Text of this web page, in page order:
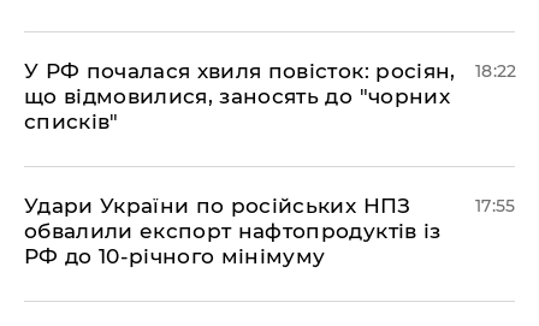
​У РФ почалася хвиля повісток: росіян,
що відмовилися, заносять до "чорних
списків"
18:22
​Удари України по російських НПЗ
обвалили експорт нафтопродуктів із
РФ до 10-річного мінімуму
17:55